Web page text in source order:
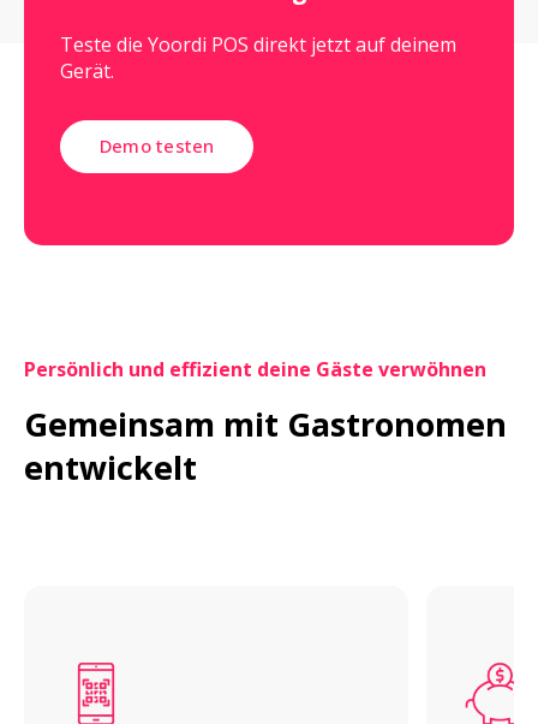
Teste die Yoordi POS direkt jetzt auf deinem
Gerät.
Demo testen
Persönlich und effizient deine Gäste verwöhnen
Gemeinsam mit Gastronomen
entwickelt